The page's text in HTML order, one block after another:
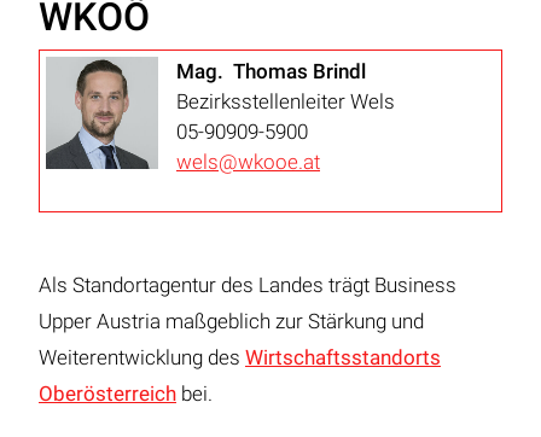
WKOÖ
Mag. Thomas Brindl
Bezirksstellenleiter Wels
05-90909-5900
wels@wkooe.at
Als Standortagentur des Landes trägt Business
Upper Austria maßgeblich zur Stärkung und
Weiterentwicklung des Wirtschaftsstandorts
Oberösterreich bei.